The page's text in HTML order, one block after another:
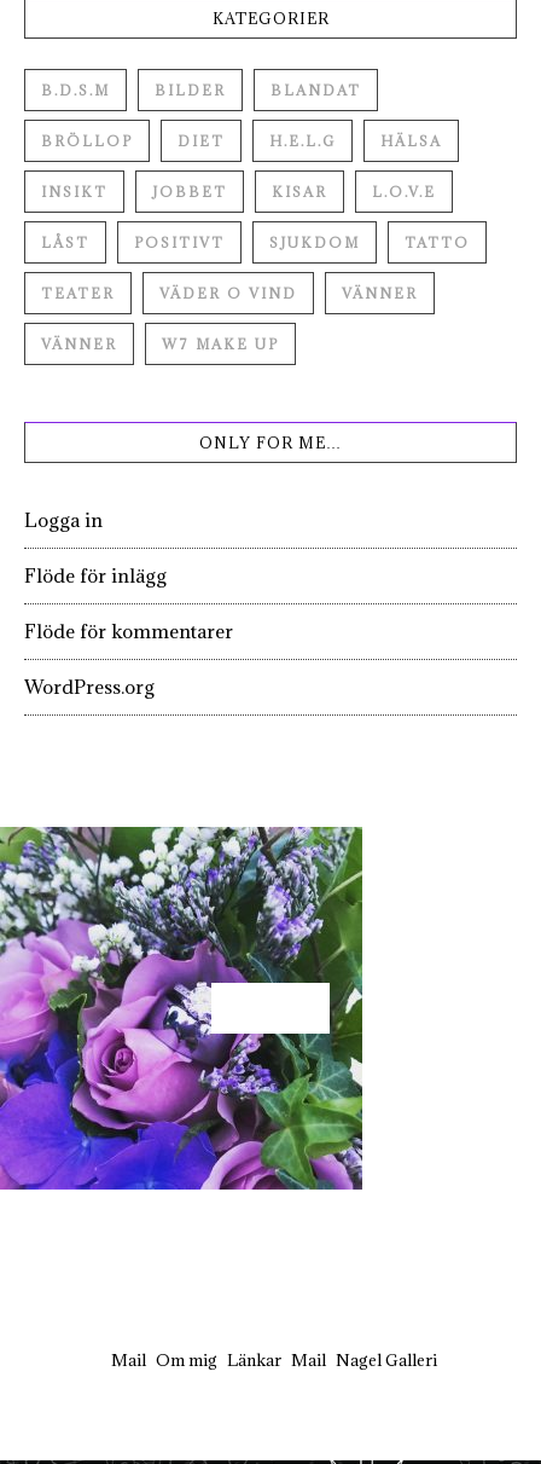
KATEGORIER
B.D.S.M BILDER BLANDAT
BRÖLLOP DIET H.E.L.G HÄLSA
INSIKT JOBBET KISAR L.O.V.E
LÅST POSITIVT SJUKDOM TATTO
TEATER VÄDER O VIND VÄNNER
VÄNNER W7 MAKE UP
ONLY FOR ME…
Logga in
Flöde för inlägg
Flöde för kommentarer
WordPress.org
Mail Om mig Länkar Mail Nagel Galleri